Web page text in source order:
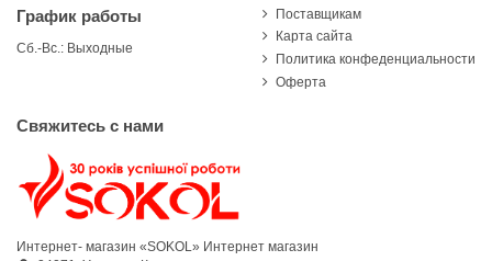
График работы
Сб.-Вс.: Выходные
Поставщикам
Карта сайта
Политика конфеденциальности
Оферта
Свяжитесь с нами
Интернет- магазин «SOKOL» Интернет магазин